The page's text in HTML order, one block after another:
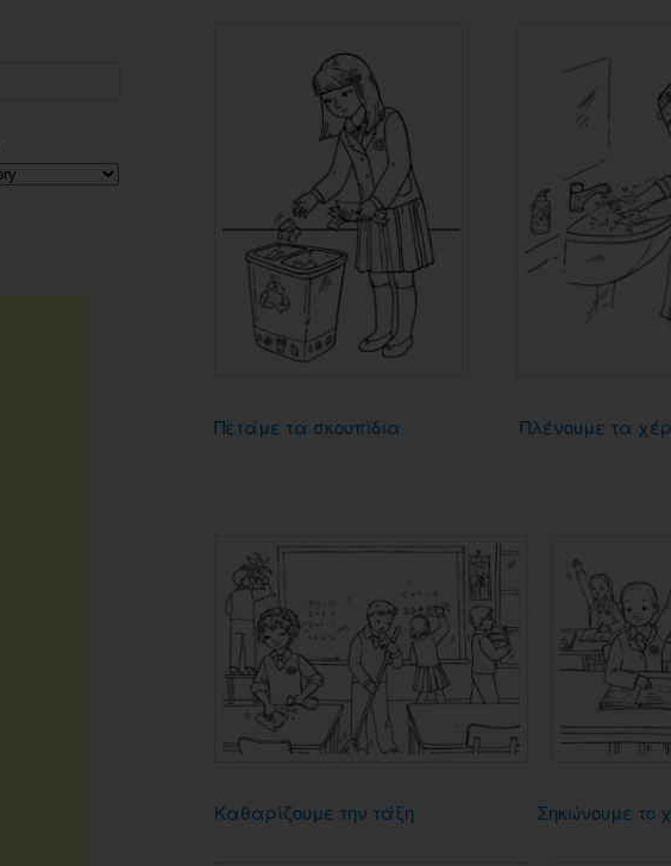
Πετάμε τα σκουπίδια Πλένουμε τα
Καθαρίζουμε την τάξη Σηκώνουμε το